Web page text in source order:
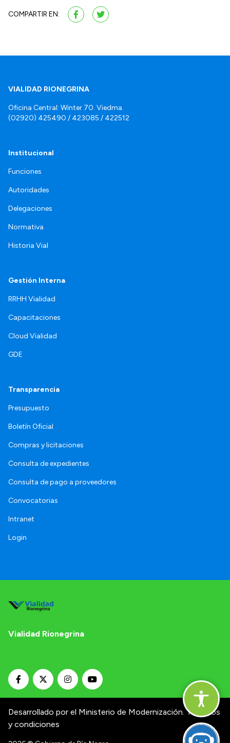
COMPARTIR EN:
VIALIDAD RIONEGRINA
Oficina Central: Winter 70. Viedma.
(02920) 425490 / 423085 / 422512
Institucional
Funciones
Autoridades
Delegaciones
Normativa
Historia Vial
Gestión Interna
RRHH Vialidad
Capacitaciones
Cloud Vialidad
GDE
Transparencia
Presupuesto
Boletín Oficial
Compras y licitaciones
Consulta de expedientes
Consulta de pago a proveedores
Convocatorias
Intranet
Login
Vialidad Rionegrina
Desarrollado por el Ministerio de Modernización. Términos
y condiciones